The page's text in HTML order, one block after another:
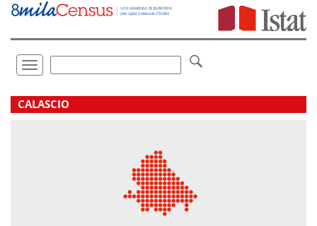
Vai
direttamente
Toggle
navigation
.
CALASCIO